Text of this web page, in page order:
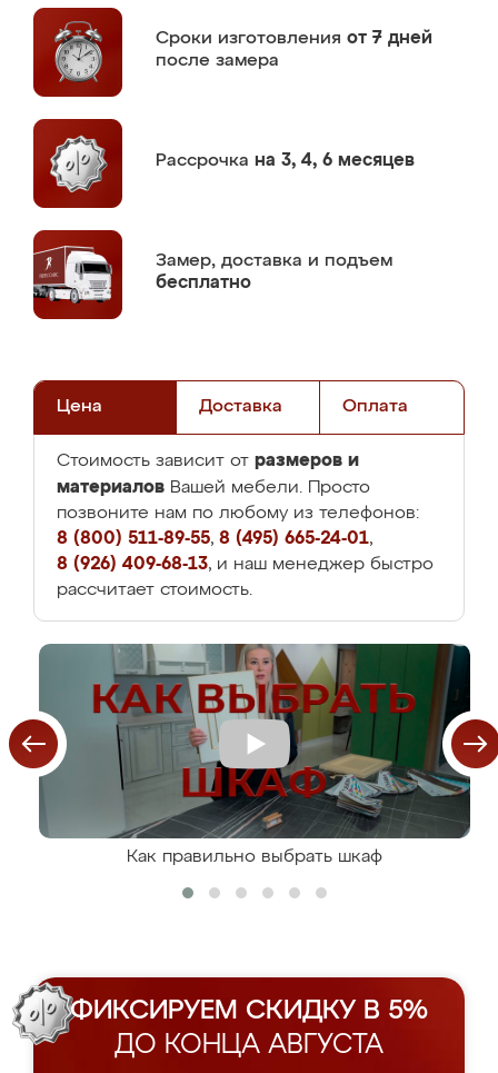
Сроки изготовления от 7 дней
после замера
Рассрочка на 3, 4, 6 месяцев
Замер, доставка и подъем
бесплатно
Цена Доставка Оплата
Стоимость зависит от размеров и
материалов Вашей мебели. Просто
позвоните нам по любому из телефонов:
8 (800) 511-89-55, 8 (495) 665-24-01,
8 (926) 409-68-13, и наш менеджер быстро
рассчитает стоимость.
Как правильно выбрать шкаф
ФИКСИРУЕМ СКИДКУ В 5%
ДО КОНЦА АВГУСТА